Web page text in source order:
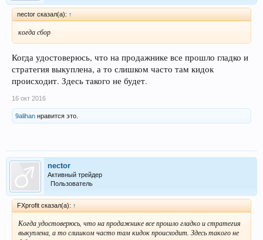
nector сказал(а): ↑
когда сбор
Когда удостоверюсь, что на продажнике все прошло гладко и
стратегия выкуплена, а то слишком часто там кидок
происходит. Здесь такого не будет.
16 окт 2016
9alihan нравится это.
nector
Активный трейдер
Пользователь
FXprofit сказал(а): ↑
Когда удостоверюсь, что на продажнике все прошло гладко и стратегия
выкуплена, а то слишком часто там кидок происходит. Здесь такого не